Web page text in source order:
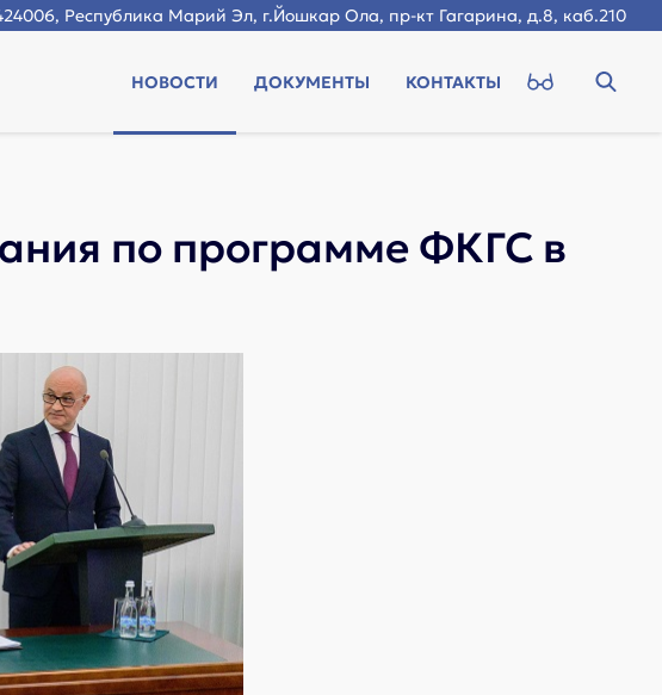
Республика Марий Эл, г.Йошкар Ола, пр-кт Гагарина, д.8, каб.210
НОВОСТИ ДОКУМЕНТЫ КОНТАКТЫ
по программе ФКГС в